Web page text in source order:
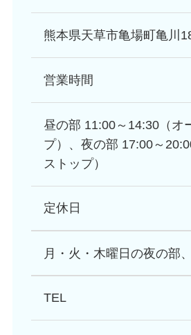
熊本県天草市亀場町亀川
営業時間
昼の部 11:00～14:30（オ
プ）、夜の部 17:00～
ストップ）
定休日
月・火・木曜日の夜の部
TEL